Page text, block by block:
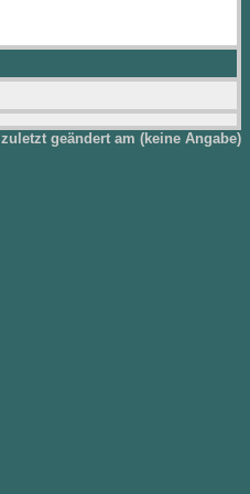
zuletzt geändert am (keine Angabe)